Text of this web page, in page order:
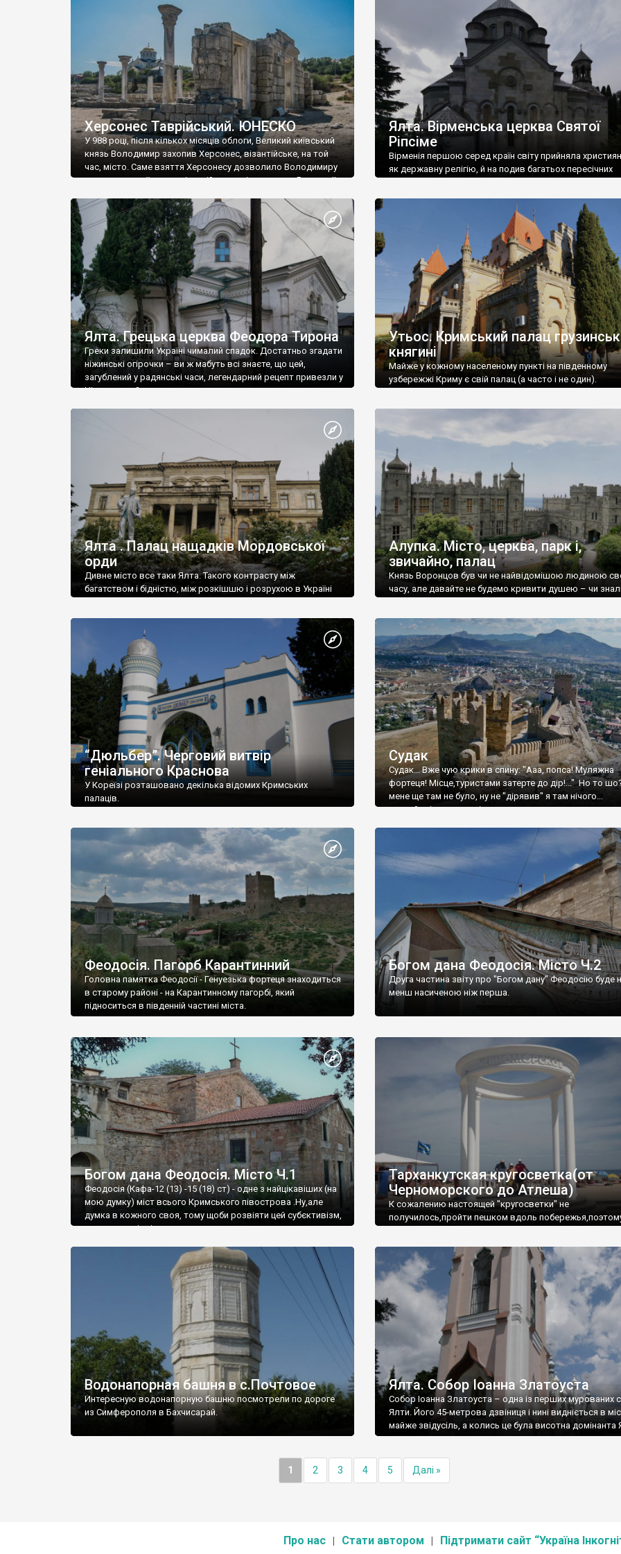
візантійської доби. Раритети викрадені з фондів об’єкту
культурної спадщини ЮНЕСКО «Херсонеса Таврійського».
Офіційно – на виставку «Золото Візантії», але експерти та
влада в Україні вважають це лише […]
називаються «повстяками» (postaki)…” “Вино. Крим
виробляє відмінне вино і його вдосталь: воно все
легке біле і дуже […]
Херсонес Таврійський. ЮНЕСКО
У 988 році, після кількох місяців облоги, Великий київський
князь Володимир захопив Херсонес, візантійське, на той
час, місто. Саме взяття Херсонесу дозволило Володимиру
диктувати свої умови візантійському імператору Василю ІІ,
Херсонесі Володимир-язичник, став Василем-
християнином. А потім було Хрещення Русі. На честь
Херсонесу Таврійського названо місто […]
Ялта. Вірменська церква Святої
Ріпсіме
Вірменія першою серед країн світу прийняла
як державну релігію, й на подив багатьох пересічних
Ялта. Грецька церква Феодора Тирона
Греки залишили Україні чималий спадок. Достатньо згадати
ніжинські огірочки – ви ж мабуть всі знаєте, що цей,
загублений у радянські часи, легендарний рецепт привезли у
Ніжин греки?
Утьос. Кримський палац
княгині
Майже у кожному населеному пункті на південному
узбережжі Криму є свій палац (а часто і не один).
Ялта . Палац нащадків Мордовської
орди
Дивне місто все таки Ялта. Такого контрасту між
багатством і бідністю, між розкішшю і розрухою в Україні
Алупка. Місто, церква, парк і,
звичайно, палац
Князь Воронцов був чи не найвідомішою людиною
часу, але давайте не будемо кривити душею – чи
“Дюльбер”. Черговий витвір
геніального Краснова
У Кореїзі розташовано декілька відомих Кримських
палаців.
Судак
Судак... Вже чую крики в спину: "Ааа, попса! Муляжна
фортеця! Місце,туристами затерте до дір!..." Но то
мене ще там не було, ну не "дірявив" я там нічого...
принаймні до цього літа.
Феодосія. Пагорб Карантинний
Головна памятка Феодосії - Генуезька фортеця знаходиться
в старому районі - на Карантинному пагорбі, який
підноситься в південній частині міста.
Богом дана Феодосія. Місто Ч.2
Друга частина звіту про "Богом дану" Феодосію буде
менш насиченою ніж перша.
Богом дана Феодосія. Місто Ч.1
Феодосія (Кафа-12 (13) -15 (18) ст) - одне з найцікавіших (на
мою думку) міст всього Кримського півострова .Ну,але
думка в кожного своя, тому щоби розвіяти цей субєктивізм,
запрошую відвідати це
Тарханкутская кругосветка(от
Черноморского до Атлеша)
К сожалению настоящей "кругосветки" не
получилось,пройти пешком вдоль
Водонапорная башня в с.Почтовое
Интересную водонапорную башню посмотрели по дороге
из Симферополя в Бахчисарай.
Ялта. Собор Іоанна Златоуста
Собор Іоанна Златоуста – одна із перших мурованих
Ялти. Його 45-метрова дзвіниця і нині видніється в
майже звідусіль, а колись це була висотна домінанта
1 2 3 4 5 Далі »
Про нас Стати автором Підтримати сайт “Україна